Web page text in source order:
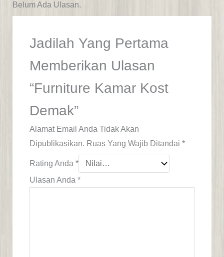
Belum Ada Ulasan.
Jadilah Yang Pertama
Memberikan Ulasan
“Furniture Kamar Kost
Demak”
Alamat Email Anda Tidak Akan
Dipublikasikan. Ruas Yang Wajib Ditandai *
Rating Anda *
Ulasan Anda *